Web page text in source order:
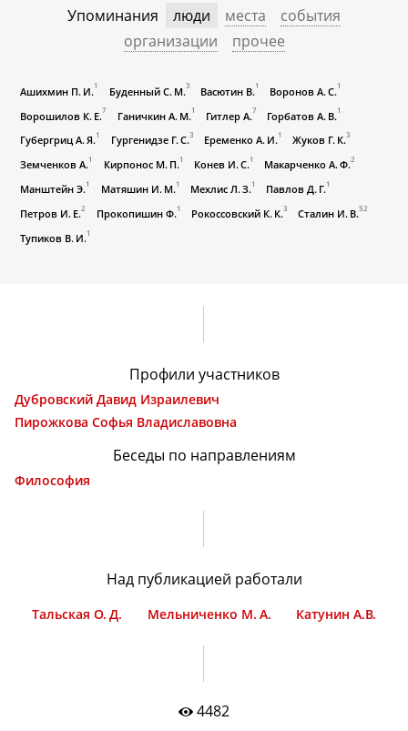
Учеба после войны. Увлечение литературой. Поступление на
философский факультет Киевского университета. Работа в школе
преподавателем логики, психологии, астрономии и слесарного
дела. Публикация статьи в «Вопросах философии». Зачисление в
преподавателя философии. Профессура мединститута. Семинар по
философским проблемам медицины. Защита диссертации.
Упоминания люди места
события
организации
прочее
Ашихмин П. И. 1 Буденный С. М.3 Васютин В. 1 Воронов А. С. 1
Ворошилов К. Е.7 Ганичкин А. М. 1 Гитлер А.7 Горбатов А. В. 1
Губергриц А. Я.1 Гургенидзе Г. С.3 Еременко А. И.1 Жуков Г. К.3
Земченков А.1 Кирпонос М. П.1 Конев И. С.1 Макарченко А. Ф.2
Манштейн Э.1 Матяшин И. М.1 Мехлис Л. З.1 Павлов Д. Г.1
Петров И. Е.2 Прокопишин Ф. 1 Рокоссовский К. К.3 Сталин И. В.52
Тупиков В. И. 1
Профили участников
Дубровский Давид Израилевич
Пирожкова Софья Владиславовна
Беседы по направлениям
Философия
Над публикацией работали
Тальская О. Д. Мельниченко М. А. Катунин А.В.
4482